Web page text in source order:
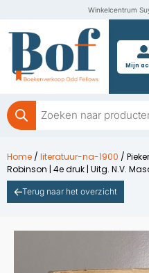
inhoud
Winkelcentrum
Mijn
Producten
zoeken
Home / literatuur-na-1900 /
Robinson | 4e druk | Uitg. N.V.
Terug naar het overzicht